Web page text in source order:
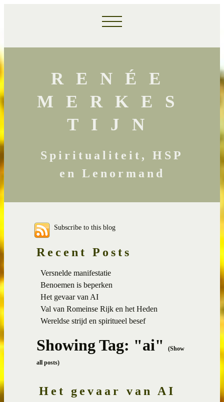
RENÉE
MERKES
TIJN
Spiritualiteit, HSP
en Lenormand
Subscribe to this blog
Recent Posts
Versnelde manifestatie
Benoemen is beperken
Het gevaar van AI
Val van Romeinse Rijk en het Heden
Wereldse strijd en spiritueel besef
Showing Tag: "ai"
(Show
all posts)
Het gevaar van AI